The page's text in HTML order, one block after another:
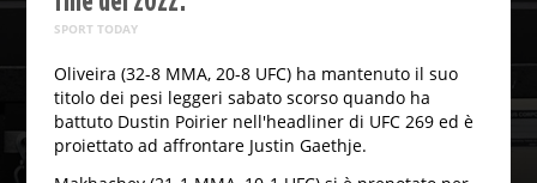
SPORT TODAY
Oliveira (32-8 MMA, 20-8 UFC) ha mantenuto il suo
titolo dei pesi leggeri sabato scorso quando ha
battuto Dustin Poirier nell'headliner di UFC 269 ed è
proiettato ad affrontare Justin Gaethje.